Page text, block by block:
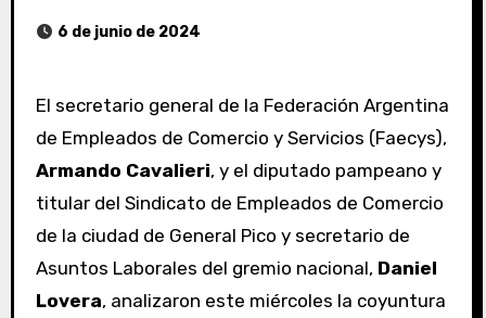
6 de junio de 2024
El secretario general de la Federación Argentina
de Empleados de Comercio y Servicios (Faecys),
Armando Cavalieri, y el diputado pampeano y
titular del Sindicato de Empleados de Comercio
de la ciudad de General Pico y secretario de
Asuntos Laborales del gremio nacional, Daniel
Lovera, analizaron este miércoles la coyuntura